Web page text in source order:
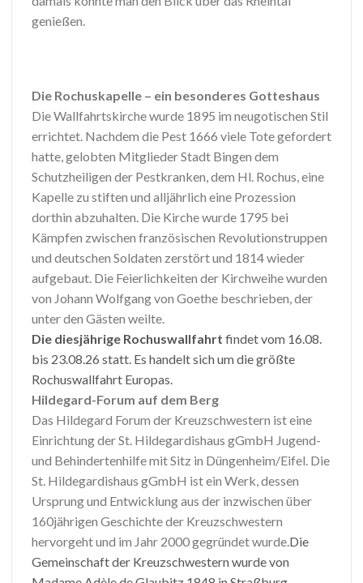
genießen.
Die Rochuskapelle – ein besonderes Gotteshaus
Die Wallfahrtskirche wurde 1895 im neugotischen Stil
errichtet. Nachdem die Pest 1666 viele Tote gefordert
hatte, gelobten Mitglieder Stadt Bingen dem
Schutzheiligen der Pestkranken, dem Hl. Rochus, eine
Kapelle zu stiften und alljährlich eine Prozession
dorthin abzuhalten. Die Kirche wurde 1795 bei
Kämpfen zwischen französischen Revolutionstruppen
und deutschen Soldaten zerstört und 1814 wieder
aufgebaut. Die Feierlichkeiten der Kirchweihe wurden
von Johann Wolfgang von Goethe beschrieben, der
unter den Gästen weilte.
Die diesjährige Rochuswallfahrt findet vom 16.08.
bis 23.08.26 statt. Es handelt sich um die größte
Rochuswallfahrt Europas.
Hildegard-Forum auf dem Berg
Das Hildegard Forum der Kreuzschwestern ist eine
Einrichtung der St. Hildegardishaus gGmbH Jugend-
und Behindertenhilfe mit Sitz in Düngenheim/Eifel. Die
St. Hildegardishaus gGmbH ist ein Werk, dessen
Ursprung und Entwicklung aus der inzwischen über
160jährigen Geschichte der Kreuzschwestern
hervorgeht und im Jahr 2000 gegründet wurde.Die
Gemeinschaft der Kreuzschwestern wurde von